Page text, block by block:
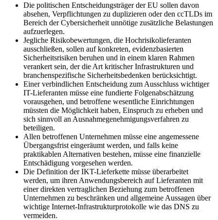
Die politischen Entscheidungsträger der EU sollen davon
absehen, Verpflichtungen zu duplizieren oder den ccTLDs im
Bereich der Cybersicherheit unnötige zusätzliche Belastungen
aufzuerlegen.
Jegliche Risikobewertungen, die Hochrisikolieferanten
ausschließen, sollen auf konkreten, evidenzbasierten
Sicherheitsrisiken beruhen und in einem klaren Rahmen
verankert sein, der die Art kritischer Infrastrukturen und
branchenspezifische Sicherheitsbedenken berücksichtigt.
Einer verbindlichen Entscheidung zum Ausschluss wichtiger
IT-Lieferanten müsse eine fundierte Folgenabschätzung
vorausgehen, und betroffene wesentliche Einrichtungen
müssten die Möglichkeit haben, Einspruch zu erheben und
sich sinnvoll an Ausnahmegenehmigungsverfahren zu
beteiligen.
Allen betroffenen Unternehmen müsse eine angemessene
Übergangsfrist eingeräumt werden, und falls keine
praktikablen Alternativen bestehen, müsse eine finanzielle
Entschädigung vorgesehen werden.
Die Definition der IKT-Lieferkette müsse überarbeitet
werden, um ihren Anwendungsbereich auf Lieferanten mit
einer direkten vertraglichen Beziehung zum betroffenen
Unternehmen zu beschränken und allgemeine Aussagen über
wichtige Internet-Infrastrukturprotokolle wie das DNS zu
vermeiden.